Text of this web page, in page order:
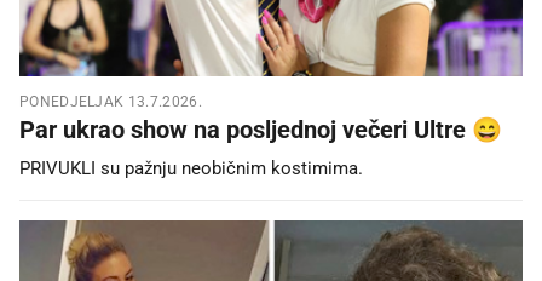
PONEDJELJAK 13.7.2026.
Par ukrao show na posljednoj večeri Ultre 😄
PRIVUKLI su pažnju neobičnim kostimima.